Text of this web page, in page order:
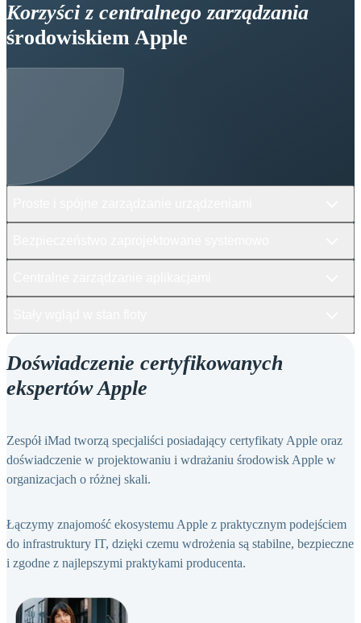
Korzyści z centralnego zarządzania
środowiskiem Apple
Doświadczenie certyfikowanych
ekspertów Apple
Zespół iMad tworzą specjaliści posiadający certyfikaty Apple oraz
doświadczenie w projektowaniu i wdrażaniu środowisk Apple w
organizacjach o różnej skali.
Łączymy znajomość ekosystemu Apple z praktycznym podejściem
do infrastruktury IT, dzięki czemu wdrożenia są stabilne, bezpieczne
i zgodne z najlepszymi praktykami producenta.